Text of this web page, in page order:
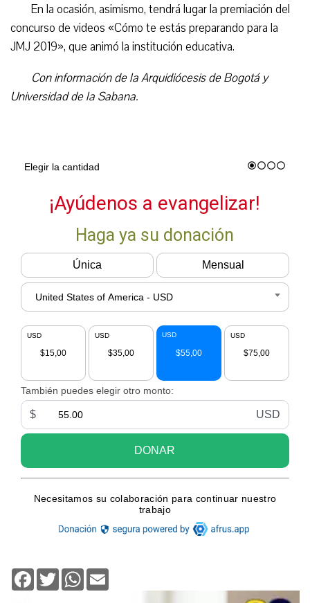
En la ocasión, asimismo, tendrá lugar la premiación del
concurso de videos «Cómo te estás preparando para la
JMJ 2019», que animó la institución educativa.
Con información de la Arquidiócesis de Bogotá y
Universidad de la Sabana.
Facebook
TwitterWhatsApp